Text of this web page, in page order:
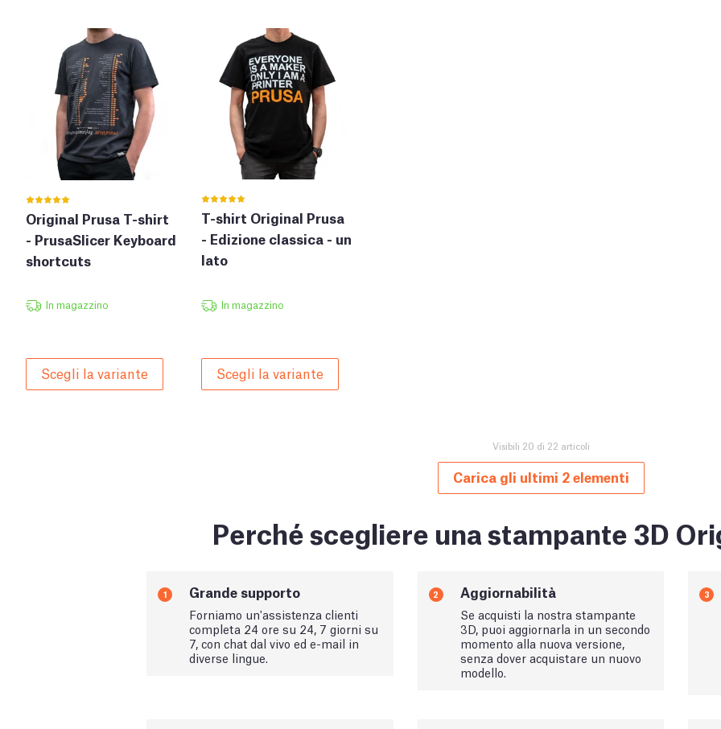
Original Prusa T-shirt
- PrusaSlicer Keyboard
shortcuts
In magazzino
Scegli la variante
T-shirt Original Prusa
- Edizione classica - un
lato
In magazzino
Scegli la variante
Visibili 20 di 22 articoli
Carica gli ultimi 2 elementi
Perché scegliere una stampante 3D
1 Grande supporto
Forniamo un'assistenza clienti
completa 24 ore su 24, 7 giorni su
7, con chat dal vivo ed e-mail in
diverse lingue.
2 Aggiornabilità
Se acquisti la nostra stampante
3D, puoi aggiornarla in un secondo
momento alla nuova versione,
senza dover acquistare un nuovo
modello.
3